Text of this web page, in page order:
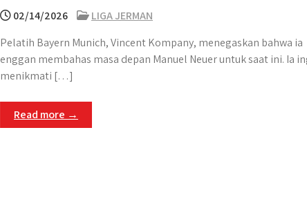
02/14/2026
LIGA JERMAN
Pelatih Bayern Munich, Vincent Kompany, menegaskan bahwa ia
enggan membahas masa depan Manuel Neuer untuk saat ini. Ia
menikmati […]
Read more →